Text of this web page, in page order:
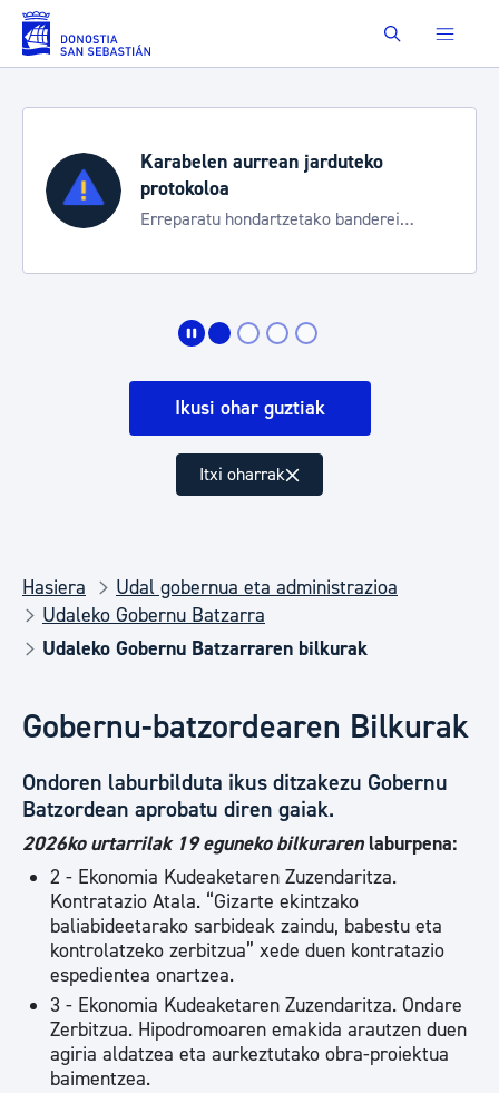
Eduki nagusira joan Buscar
Karabelen aurrean jarduteko
protokoloa
Erreparatu hondartzetako banderei
Ikusi ohar guztiak
Itxi oharrak
Hasiera
Udal gobernua eta administrazioa
Udaleko Gobernu Batzarra
Udaleko Gobernu Batzarraren bilkurak
Gobernu-batzordearen Bilkurak
Ondoren laburbilduta ikus ditzakezu Gobernu
Batzordean aprobatu diren gaiak.
2026ko urtarrilak 19 eguneko bilkurarenlaburpena:
2 - Ekonomia Kudeaketaren Zuzendaritza.
Kontratazio Atala. “Gizarte ekintzako
baliabideetarako sarbideak zaindu, babestu eta
kontrolatzeko zerbitzua” xede duen kontratazio
espedientea onartzea.
3 - Ekonomia Kudeaketaren Zuzendaritza. Ondare
Zerbitzua. Hipodromoaren emakida arautzen duen
agiria aldatzea eta aurkeztutako obra-proiektua
baimentzea.